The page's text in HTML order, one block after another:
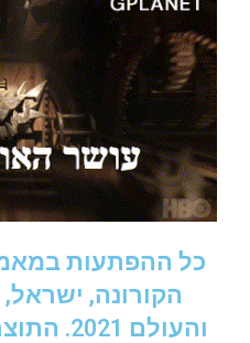
כל ההפתעות
הקורונה,
והעולם